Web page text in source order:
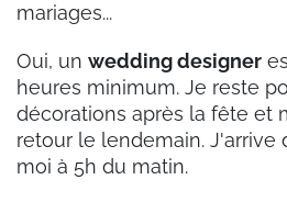
mariages...
Oui, un wedding designer
heures minimum. Je reste
décorations après la fête et
retour le lendemain. J'arrive
moi à 5h du matin.